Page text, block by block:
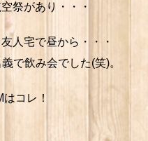
祭があり・・・
人宅で昼から・・・
で飲み会でした(笑)。
コレ！